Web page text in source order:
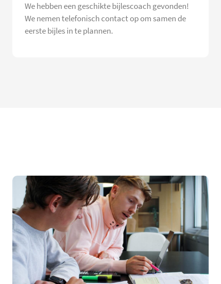
We hebben een geschikte bijlescoach gevonden!
We nemen telefonisch contact op om samen de
eerste bijles in te plannen.